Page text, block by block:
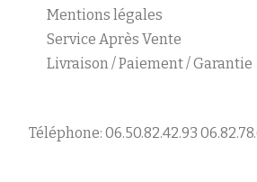
Mentions légales
Service Après Vente
Livraison / Paiement / Garantie
Téléphone: 06.50.82.42.93